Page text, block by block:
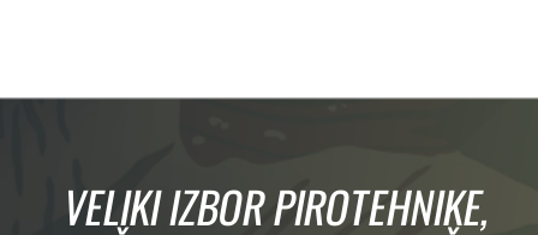
VELIKI IZBOR PIROTEHNIKE,